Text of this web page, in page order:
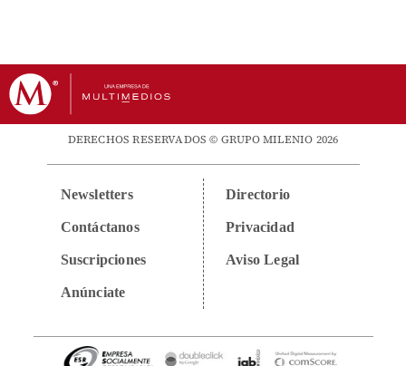
DERECHOS RESERVADOS © GRUPO MILENIO 2026
Newsletters
Contáctanos
Suscripciones
Anúnciate
Directorio
Privacidad
Aviso Legal